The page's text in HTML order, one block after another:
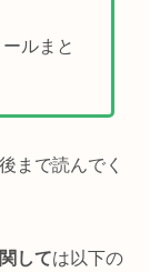
ルまと
まで読んでく
しては以下の